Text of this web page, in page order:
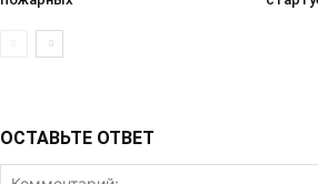
ОСТАВЬТЕ ОТВЕТ